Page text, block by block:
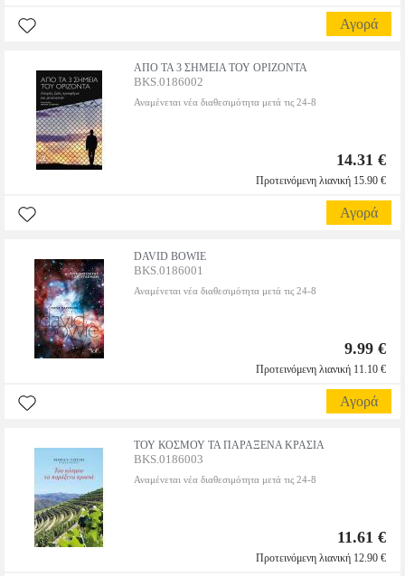
Αγορά
ΑΠΟ ΤΑ 3 ΣΗΜΕΙΑ ΤΟΥ ΟΡΙΖΟΝΤΑ
BKS.0186002
Αναμένεται νέα διαθεσιμότητα μετά τις 24-8
14.31 €
Προτεινόμενη λιανική 15.90 €
Αγορά
DAVID BOWIE
BKS.0186001
Αναμένεται νέα διαθεσιμότητα μετά τις 24-8
9.99 €
Προτεινόμενη λιανική 11.10 €
Αγορά
ΤΟΥ ΚΟΣΜΟΥ ΤΑ ΠΑΡΑΞΕΝΑ ΚΡΑΣΙΑ
BKS.0186003
Αναμένεται νέα διαθεσιμότητα μετά τις 24-8
11.61 €
Προτεινόμενη λιανική 12.90 €